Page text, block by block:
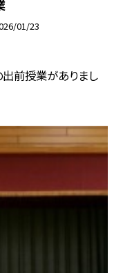
01/23
前授業がありまし